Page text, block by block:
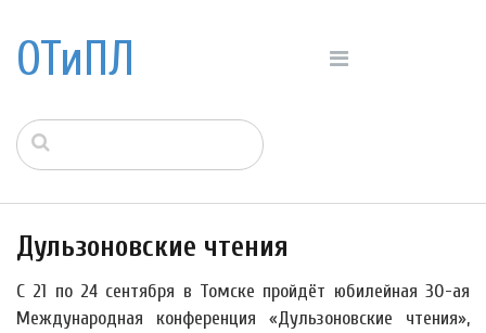
ОТиПЛ
Дульзоновские чтения
С 21 по 24 сентября в Томске пройдёт юбилейная 30-ая
Международная конференция «Дульзоновские чтения»,